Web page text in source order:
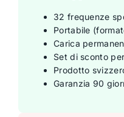
32 frequenze
Portabile
Carica
Set di sconto
Prodotto
Garanzia 90